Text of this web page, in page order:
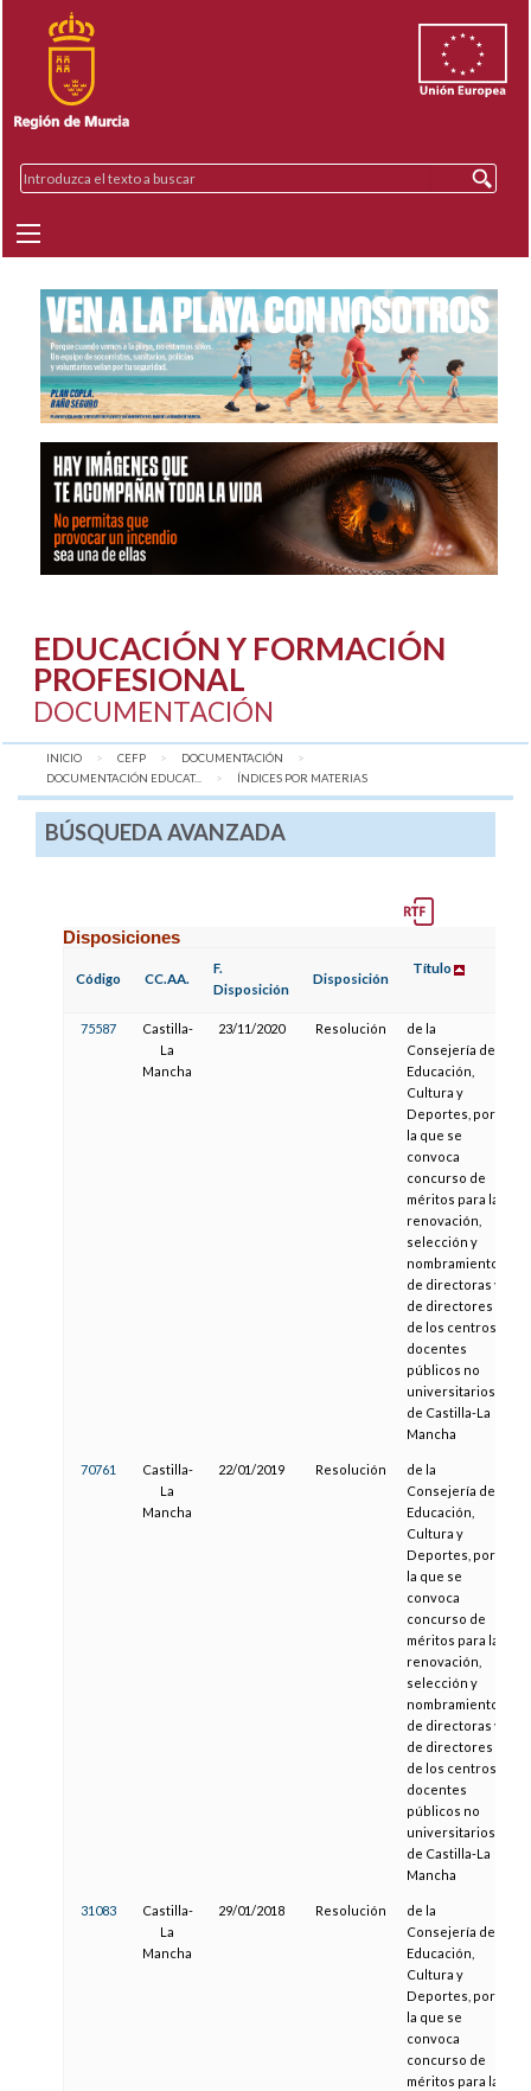
EDUCACIÓN Y FORMACIÓN
PROFESIONAL
DOCUMENTACIÓN
INICIO CEFP
DOCUMENTACIÓN
DOCUMENTACIÓN EDUCAT...
AQUÍ:
ÍNDICES POR MATERIAS
BÚSQUEDA AVANZADA
Disposiciones
Código CC.AA.
F.
Disposición
Disposición
Título
75587
Castilla-
La
Mancha
23/11/2020 Resolución
de la
Consejería de
Educación,
Cultura y
Deportes, por
la que se
convoca
concurso de
méritos para la
renovación,
selección y
nombramiento
de directoras y
de directores
de los centros
docentes
públicos no
universitarios
de Castilla-La
Mancha
70761
Castilla-
La
Mancha
22/01/2019 Resolución
de la
Consejería de
Educación,
Cultura y
Deportes, por
la que se
convoca
concurso de
méritos para la
renovación,
selección y
nombramiento
de directoras y
de directores
de los centros
docentes
públicos no
universitarios
de Castilla-La
Mancha
31083
Castilla-
La
Mancha
29/01/2018 Resolución
de la
Consejería de
Educación,
Cultura y
Deportes, por
la que se
convoca
concurso de
méritos para la